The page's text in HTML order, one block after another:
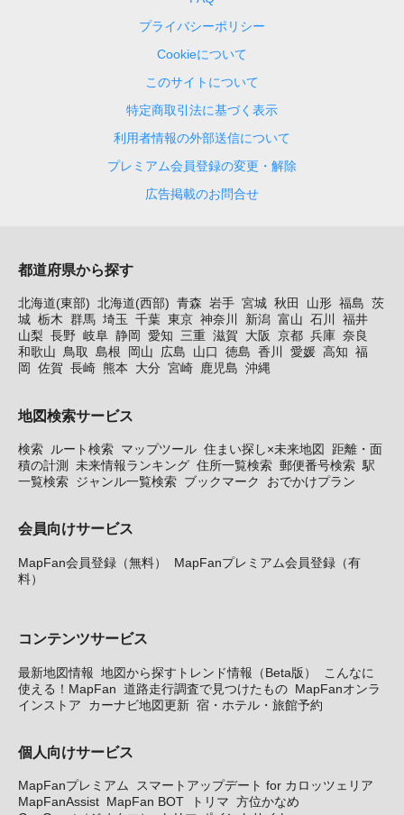
プライバシーポリシー
Cookieについて
このサイトについて
特定商取引法に基づく表示
利用者情報の外部送信について
プレミアム会員登録の変更・解除
広告掲載のお問合せ
都道府県から探す
北海道(東部) 北海道(西部) 青森 岩手 宮城 秋田 山形 福島 茨
城 栃木 群馬 埼玉 千葉 東京 神奈川 新潟 富山 石川
福井
山梨 長野 岐阜 静岡 愛知 三重 滋賀 大阪 京都 兵庫 奈良
和歌山 鳥取 島根 岡山 広島 山口 徳島 香川 愛媛 高知 福
岡
佐賀 長崎 熊本 大分 宮崎 鹿児島 沖縄
地図検索サービス
検索 ルート検索 マップツール 住まい探し×未来地図
距離・面
積の計測
未来情報ランキング 住所一覧検索 郵便番号検索 駅
一覧検索 ジャンル一覧検索 ブックマーク おでかけプラン
会員向けサービス
MapFan会員登録（無料）
MapFanプレミアム会員登録（有
料）
コンテンツサービス
最新地図情報 地図から探すトレンド情報（Beta版）
こんなに
使える！MapFan 道路走行調査で見つけたもの MapFanオンラ
インストア
カーナビ地図更新 宿・ホテル・旅館予約
個人向けサービス
MapFanプレミアム
スマートアップデート for カロッツェリア
MapFanAssist MapFan BOT トリマ 方位かなめ